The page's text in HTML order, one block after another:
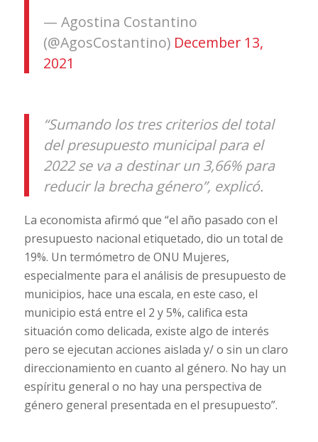
— Agostina Costantino
(@AgosCostantino) December 13,
2021
“Sumando los tres criterios del total
del presupuesto municipal para el
2022 se va a destinar un 3,66% para
reducir la brecha género”, explicó.
La economista afirmó que “el año pasado con el
presupuesto nacional etiquetado, dio un total de
19%. Un termómetro de ONU Mujeres,
especialmente para el análisis de presupuesto de
municipios, hace una escala, en este caso, el
municipio está entre el 2 y 5%, califica esta
situación como delicada, existe algo de interés
pero se ejecutan acciones aislada y/ o sin un claro
direccionamiento en cuanto al género. No hay un
espíritu general o no hay una perspectiva de
género general presentada en el presupuesto”.